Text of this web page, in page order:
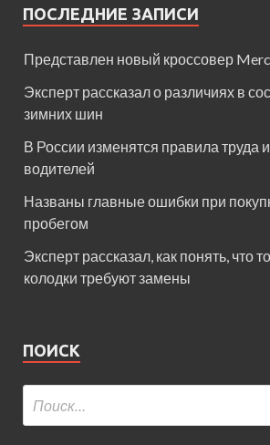
ПОСЛЕДНИЕ ЗАПИСИ
Представлен новый кроссовер
Эксперт рассказал о различиях в
зимних шин
В России изменятся правила труда
водителей
Названы главные ошибки при
пробегом
Эксперт рассказал, как понять, что
колодки требуют замены
ПОИСК